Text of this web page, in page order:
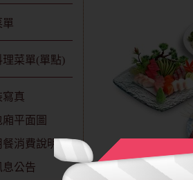
單
理菜單(單點)
寫真
平面圖
消費說明
息公告